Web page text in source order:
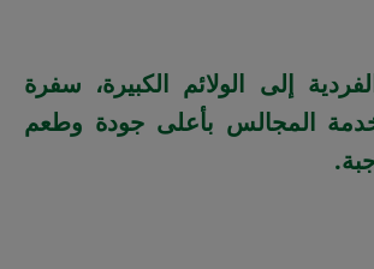
إلى الولائم الكبيرة، سفرة
المجالس بأعلى جودة وطعم